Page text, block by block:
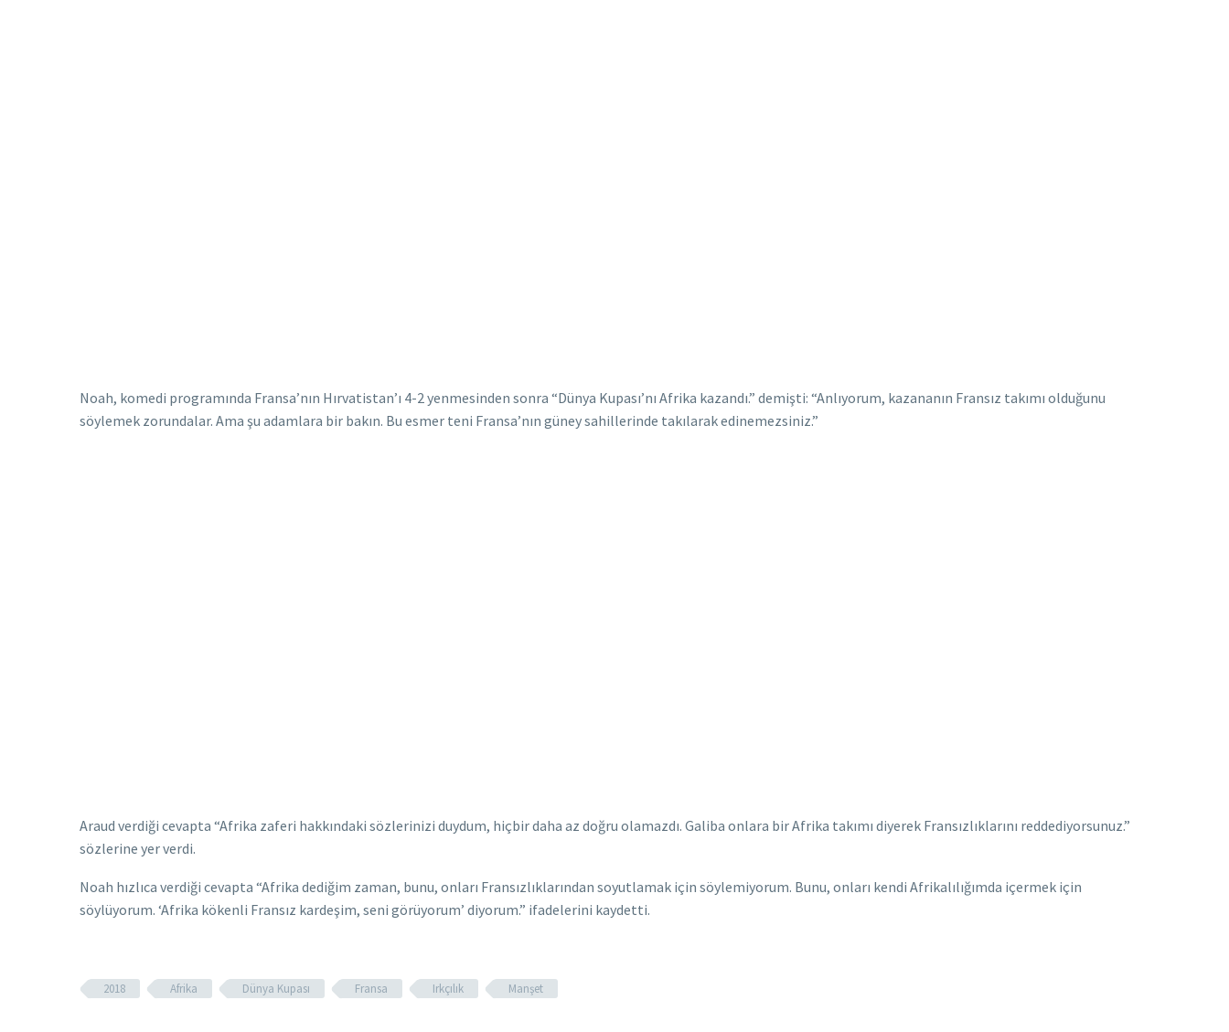
Noah, komedi programında Fransa’nın Hırvatistan’ı 4-2 yenmesinden sonra “Dünya Kupası’nı Afrika kazandı.” demişti: “Anlıyorum, kazananın Fransız takımı olduğunu
söylemek zorundalar. Ama şu adamlara bir bakın. Bu esmer teni Fransa’nın güney sahillerinde takılarak edinemezsiniz.”
Araud verdiği cevapta “Afrika zaferi hakkındaki sözlerinizi duydum, hiçbir daha az doğru olamazdı. Galiba onlara bir Afrika takımı diyerek Fransızlıklarını reddediyorsunuz.”
sözlerine yer verdi.
Noah hızlıca verdiği cevapta “Afrika dediğim zaman, bunu, onları Fransızlıklarından soyutlamak için söylemiyorum. Bunu, onları kendi Afrikalılığımda içermek için
söylüyorum. ‘Afrika kökenli Fransız kardeşim, seni görüyorum’ diyorum.” ifadelerini kaydetti.
2018 Afrika Dünya Kupası Fransa Irkçılık Manşet